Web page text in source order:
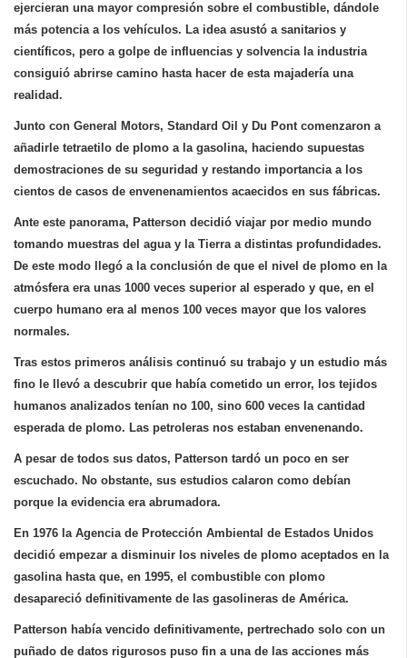
ejercieran una mayor compresión sobre el combustible, dándole
más potencia a los vehículos. La idea asustó a sanitarios y
científicos, pero a golpe de influencias y solvencia la industria
consiguió abrirse camino hasta hacer de esta majadería una
realidad.
Junto con General Motors, Standard Oil y Du Pont comenzaron a
añadirle tetraetilo de plomo a la gasolina, haciendo supuestas
demostraciones de su seguridad y restando importancia a los
cientos de casos de envenenamientos acaecidos en sus fábricas.
Ante este panorama, Patterson decidió viajar por medio mundo
tomando muestras del agua y la Tierra a distintas profundidades.
De este modo
llegó a la conclusión de que el nivel de plomo en la
atmósfera era unas 1000 veces superior al esperado y que, en el
cuerpo humano era al menos 100 veces mayor que los valores
normales.
Tras estos primeros análisis continuó su trabajo y un estudio más
fino le llevó a descubrir que había cometido un error, los tejidos
humanos analizados tenían no 100, sino 600 veces la cantidad
esperada de plomo. Las petroleras nos estaban envenenando.
A pesar de todos sus datos, Patterson tardó un poco en ser
escuchado. No obstante, sus estudios calaron como debían
porque la evidencia era abrumadora.
En 1976 la Agencia de Protección Ambiental de Estados Unidos
decidió empezar a disminuir los niveles de plomo aceptados en la
gasolina hasta que, en 1995, el combustible con plomo
desapareció definitivamente de las gasolineras de América.
Patterson había vencido definitivamente, pertrechado solo con un
puñado de datos rigurosos puso fin a una de las acciones más